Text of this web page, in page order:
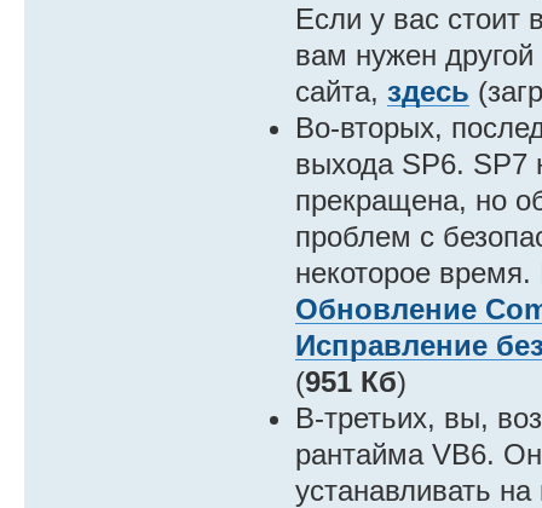
Если у вас стоит
вам нужен
сайта, здесь
Во-вторых,
выхода SP6. SP7
прекращена, но
проблем с
некоторое время.
Обновление
Исправление
(951 Кб)
В-третьих, вы,
рантайма VB6.
устанавливать